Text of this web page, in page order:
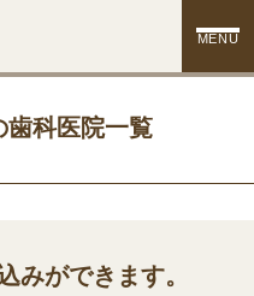
MENU
歯科医院一覧
みができます。